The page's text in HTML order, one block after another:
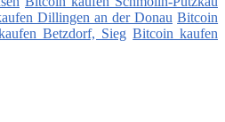
Dillingen an der Donau Bitcoin
Betzdorf, Sieg Bitcoin kaufen